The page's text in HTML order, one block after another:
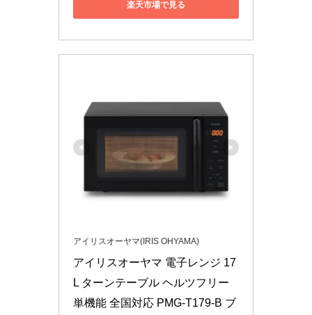
楽天市場で見る
アイリスオーヤマ(IRIS OHYAMA)
アイリスオーヤマ 電子レンジ 17
L ターンテーブル ヘルツフリー
単機能 全国対応 PMG-T179-B ブ